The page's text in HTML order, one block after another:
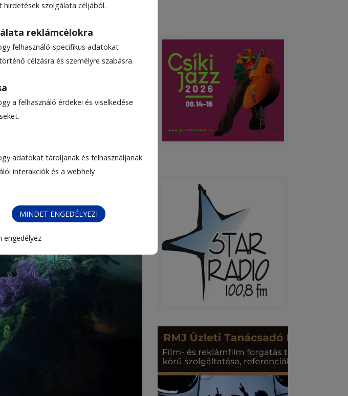
hirdetések szolgálata céljából.
reklámcélokra
felhasználó-specifikus adatokat
célzásra és személyre szabásra.
a felhasználó érdekei és viselkedése
adatokat tároljanak és felhasználjanak
interakciók és a webhely
MINDET ENGEDÉLYEZI
engedélyez
koszorú negyedik
beteljesedését